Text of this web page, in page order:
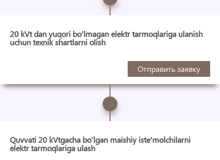
20 kVt dan yuqori bo'lmagan elektr tarmoqlariga ulanish
uchun texnik shartlarni olish
Отправить заявку
Quvvati 20 kVtgacha bo‘lgan maishiy iste'molchilarni
elektr tarmoqlariga ulash